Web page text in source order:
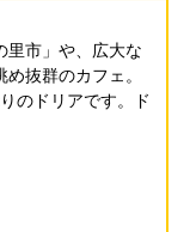
里市」や、広大な
抜群のカフェ。
のドリアです。ド